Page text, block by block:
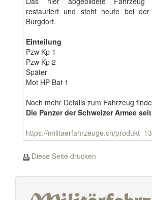
restauriert und steht heute bei
Burgdorf.
Einteilung
Pzw Kp 1
Pzw Kp 2
Später
Mot HP Bat 1
Noch mehr Details zum Fahrzeug
Die Panzer der Schweizer Armee
https://militaerfahrzeuge.ch/
Diese Seite drucken